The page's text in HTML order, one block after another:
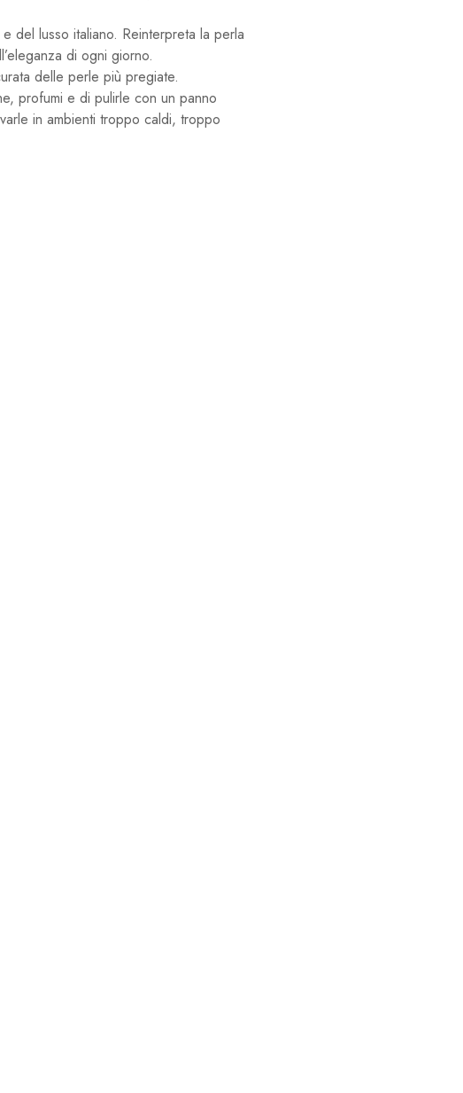
del lusso italiano. Reinterpreta la perla
di ogni giorno.
delle perle più pregiate.
profumi e di pulirle con un panno
in ambienti troppo caldi, troppo